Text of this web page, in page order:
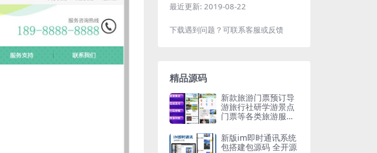
最近更新: 2019-08-22
下载遇到问题？可联系客服或反馈
精品源码
新款旅游门票预订导
游旅行社研学游景点
门票等各类旅游服务
在线核销
新版im即时通讯系统
包搭建包源码 全开源